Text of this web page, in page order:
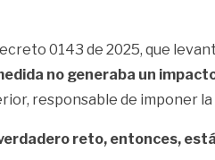
0143 de 2025, que
no generaba un
responsable de imponer
reto, entonces,